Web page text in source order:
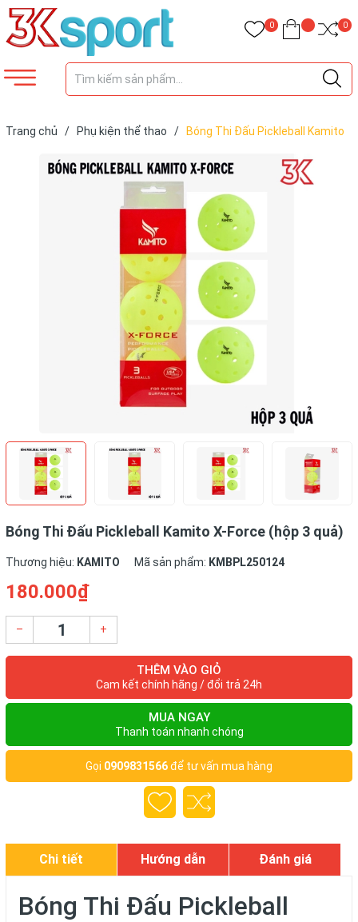
0 0
Trang chủ / Phụ kiện thể thao /
Bóng Thi Đấu Pickleball Kamito
Bóng Thi Đấu Pickleball Kamito X-Force (hộp 3 quả)
Thương hiệu: KAMITO Mã sản phẩm: KMBPL250124
180.000₫
– +
THÊM VÀO GIỎ
Cam kết chính hãng / đổi trả 24h
MUA NGAY
Thanh toán nhanh chóng
Gọi 0909831566để tư vấn mua hàng
Chi tiết Hướng dẫn Đánh giá
Bóng Thi Đấu Pickleball